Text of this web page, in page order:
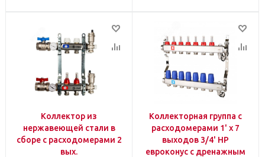
Коллектор из
нержавеющей стали в
сборе с расходомерами 2
вых.
Коллекторная группа с
расходомерами 1' х 7
выходов 3/4' НР
евроконус с дренажным